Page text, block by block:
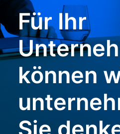
Für Ihr
können